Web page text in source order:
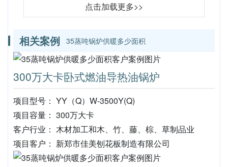
点击加载更多>>
相关案例 35蒸吨锅炉供暖多少面积
300万大卡卧式燃油导热油锅炉
项目型号： YY（Q）W-3500Y(Q)
项目容量： 300万大卡
客户行业： 木材加工和木、竹、藤、棕、草制品业
项目客户： 新郑市佳美刨花板制造有限公司